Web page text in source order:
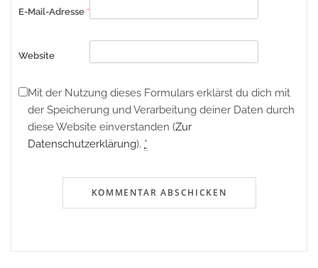
E-Mail-Adresse *
Website
Mit der Nutzung dieses Formulars erklärst du dich mit
der Speicherung und Verarbeitung deiner Daten durch
diese Website einverstanden (Zur
Datenschutzerklärung). *